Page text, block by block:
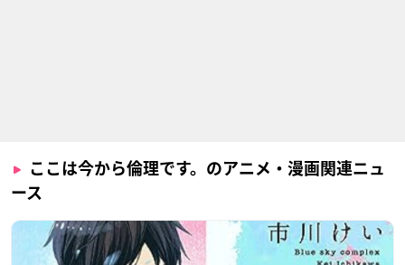
ここは今から倫理です。のアニメ・漫画関連ニュ
ース